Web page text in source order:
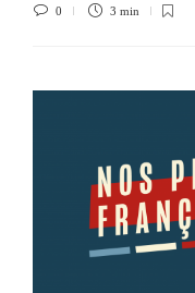
0 3 min